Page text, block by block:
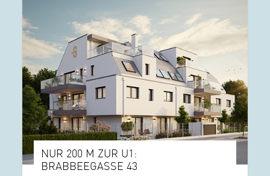
NUR 200 M ZUR U1:
BRABBEEGASSE 43